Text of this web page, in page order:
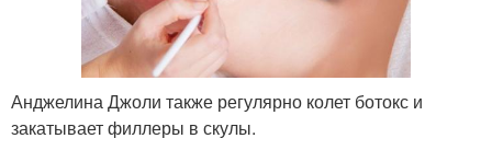
Анджелина Джоли также регулярно колет ботокс и
закатывает филлеры в скулы.